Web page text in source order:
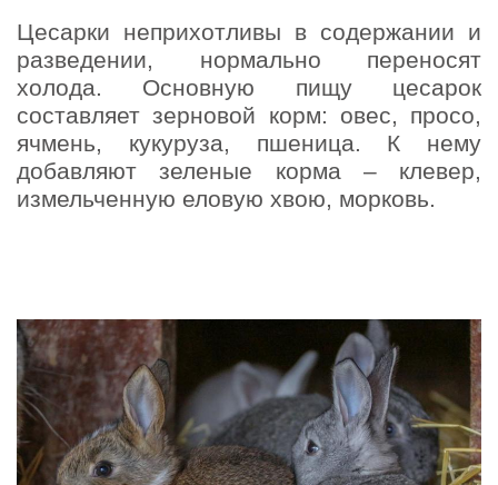
Цесарки неприхотливы в содержании и
разведении, нормально переносят
холода. Основную пищу цесарок
составляет зерновой корм: овес, просо,
ячмень, кукуруза, пшеница. К нему
добавляют зеленые корма – клевер,
измельченную еловую хвою, морковь.